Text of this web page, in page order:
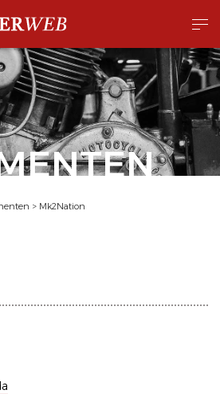
> Mk2Nation